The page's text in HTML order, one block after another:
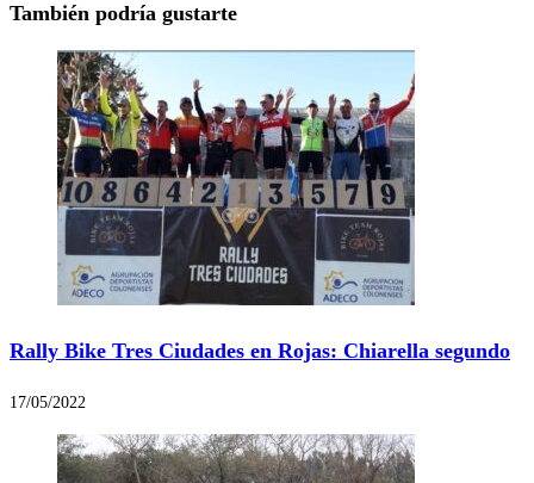
También podría gustarte
Rally Bike Tres Ciudades en Rojas: Chiarella segundo
17/05/2022